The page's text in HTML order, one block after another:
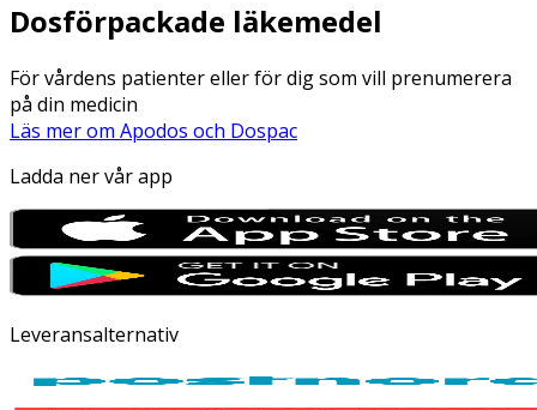
Dosförpackade läkemedel
För vårdens patienter eller för dig som vill prenumerera
på din medicin
Läs mer om Apodos och Dospac
Ladda ner vår app
Leveransalternativ